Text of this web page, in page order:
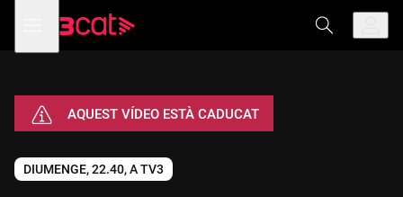
navegació
menú
de
AQUEST VÍDEO ESTÀ CADUCAT
DIUMENGE, 22.40, A TV3